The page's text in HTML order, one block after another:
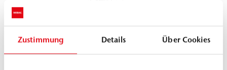
Zustimmung Details Über Cookies